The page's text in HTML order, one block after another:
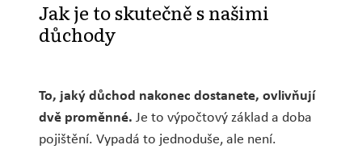
Jak je to skutečně s našimi
důchody
To, jaký důchod nakonec dostanete, ovlivňují
dvě proměnné. Je to výpočtový základ a doba
pojištění. Vypadá to jednoduše, ale není.